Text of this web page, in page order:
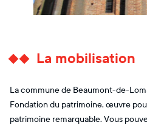
La mobilisation
La commune de Beaumont-de-
Fondation du patrimoine, œuvre
patrimoine remarquable. Vous